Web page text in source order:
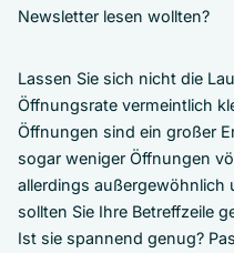
Newsletter lesen wollten?
Lassen Sie sich nicht die
Öffnungsrate vermeintlich
Öffnungen sind ein großer
sogar weniger Öffnungen
allerdings außergewöhnlich
sollten Sie Ihre Betreffzeile
Ist sie spannend genug?